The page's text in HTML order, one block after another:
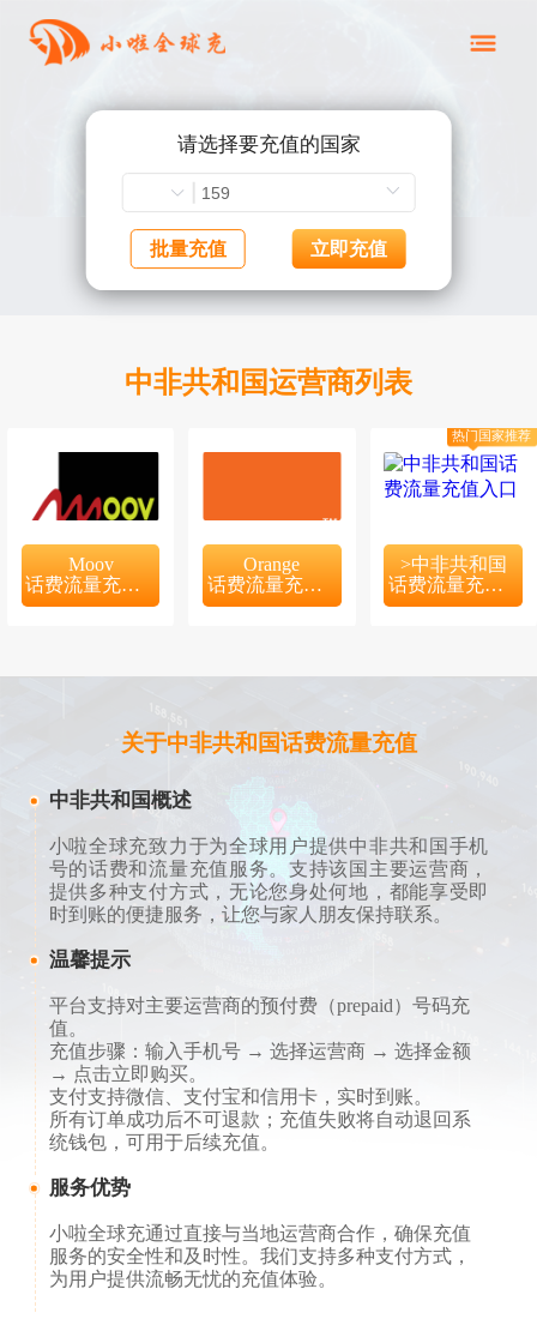
请选择要充值的国家
批量充值 立即充值
中非共和国运营商列表
Moov
话费流量充值入口
Orange
话费流量充值入口
热门国家推荐
>中非共和国
话费流量充值入口
关于中非共和国话费流量充值
中非共和国概述
小啦全球充致力于为全球用户提供中非共和国手机
号的话费和流量充值服务。支持该国主要运营商，
提供多种支付方式，无论您身处何地，都能享受即
时到账的便捷服务，让您与家人朋友保持联系。
温馨提示
平台支持对主要运营商的预付费（prepaid）号码充
值。
充值步骤：输入手机号 → 选择运营商 → 选择金额
→ 点击立即购买。
支付支持微信、支付宝和信用卡，实时到账。
所有订单成功后不可退款；充值失败将自动退回系
统钱包，可用于后续充值。
服务优势
小啦全球充通过直接与当地运营商合作，确保充值
服务的安全性和及时性。我们支持多种支付方式，
为用户提供流畅无忧的充值体验。